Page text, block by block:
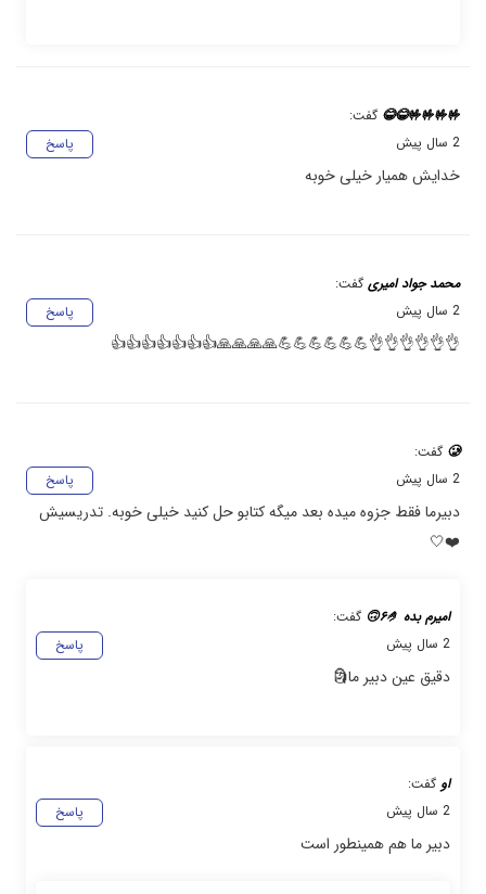
🤟🤟🤟🤟😂😂 گفت:
پاسخ
2 سال پیش
خدایش همیار خیلی خوبه
محمد جواد امیری گفت:
پاسخ
2 سال پیش
👌👌👌👌👌👌💪💪💪💪💪💪🙏🙏🙏🙏👍👍👍👍👍👍👍
🥲 گفت:
پاسخ
2 سال پیش
دبیرما فقط جزوه میده بعد میگه کتابو حل کنید خیلی خوبه. تدریسیش
❤️🤍
امیرم بده ۶🤌🙃
گفت:
پاسخ
2 سال پیش
دقیق عین دبیر ما🗿
او گفت:
پاسخ
2 سال پیش
دبیر ما هم همینطور است